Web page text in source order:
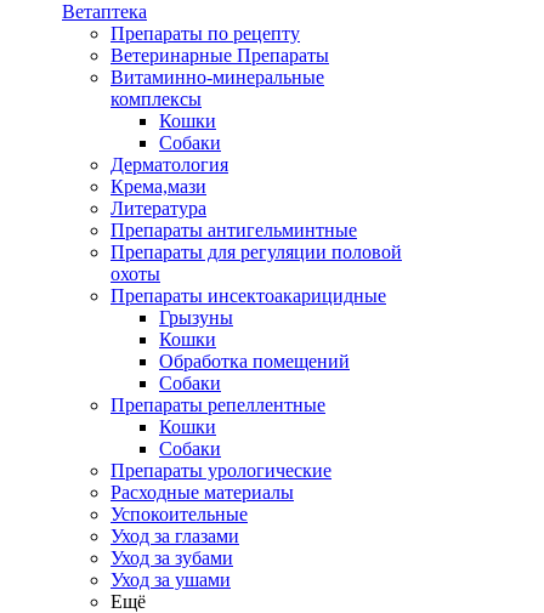
Ветаптека
Препараты по рецепту
Ветеринарные Препараты
Витаминно-минеральные
комплексы
Кошки
Собаки
Дерматология
Крема,мази
Литература
Препараты антигельминтные
Препараты для регуляции половой
охоты
Препараты инсектоакарицидные
Грызуны
Кошки
Обработка помещений
Собаки
Препараты репеллентные
Кошки
Собаки
Препараты урологические
Расходные материалы
Успокоительные
Уход за глазами
Уход за зубами
Уход за ушами
Ещё